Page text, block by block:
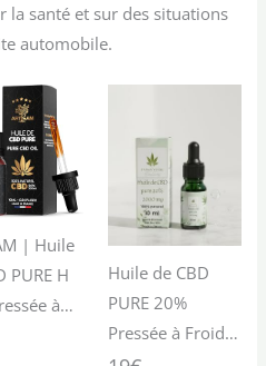
la santé et sur des situations
automobile.
| Huile
PURE H
à
de
Huile de CBD
PURE 20%
Pressée à Froid |